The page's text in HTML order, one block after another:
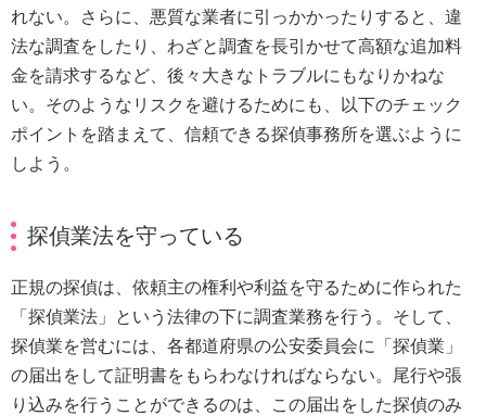
れない。さらに、悪質な業者に引っかかったりすると、違
法な調査をしたり、わざと調査を長引かせて高額な追加料
金を請求するなど、後々大きなトラブルにもなりかねな
い。そのようなリスクを避けるためにも、以下のチェック
ポイントを踏まえて、信頼できる探偵事務所を選ぶように
しよう。
探偵業法を守っている
正規の探偵は、依頼主の権利や利益を守るために作られた
「探偵業法」という法律の下に調査業務を行う。そして、
探偵業を営むには、各都道府県の公安委員会に「探偵業」
の届出をして証明書をもらわなければならない。尾行や張
り込みを行うことができるのは、この届出をした探偵のみ